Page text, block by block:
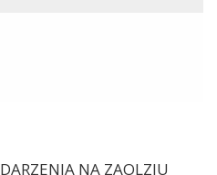
NA ZAOLZIU